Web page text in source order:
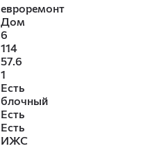
евроремонт
Дом
6
114
57.6
1
Есть
блочный
Есть
Есть
ИЖС